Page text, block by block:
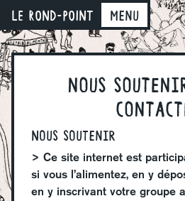
LE ROND-POINT Menu
nous
Nous soutenir
> Ce site internet est
si vous l’alimentez, en y
en y inscrivant votre groupe